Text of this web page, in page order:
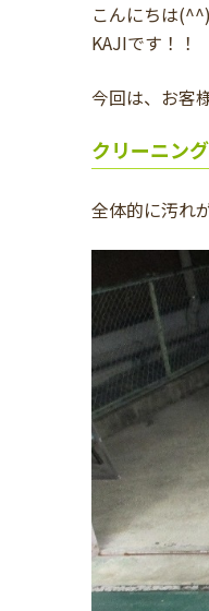
こんにちは
KAJIです！！
今回は、お客
クリーニン
全体的に汚れ